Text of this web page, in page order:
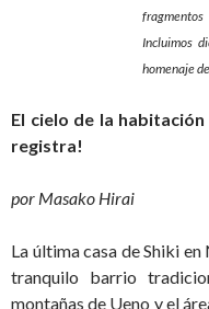
Incluimos
homenaje
El cielo de la
registra!
por Masako Hirai
La última casa de Shiki
tranquilo barrio
montañas de Ueno y el